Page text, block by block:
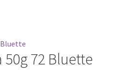
72 Bluette